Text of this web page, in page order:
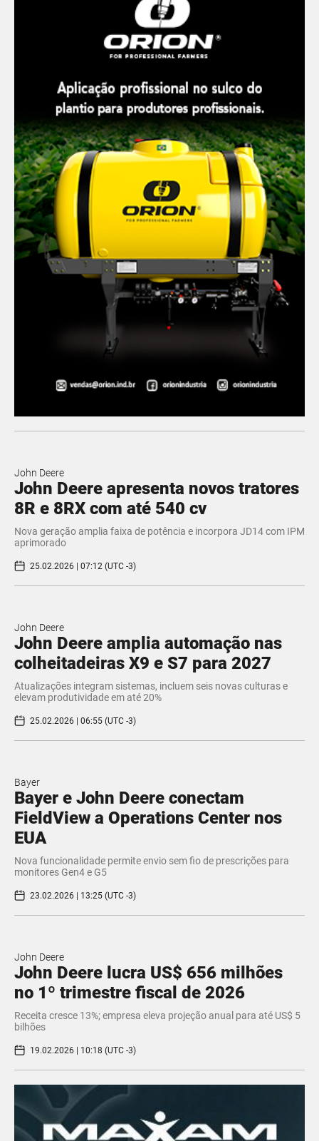
John Deere
John Deere apresenta novos tratores
8R e 8RX com até 540 cv
Nova geração amplia faixa de potência e incorpora JD14 com IPM
aprimorado
25.02.2026 | 07:12 (UTC -3)
John Deere
John Deere amplia automação nas
colheitadeiras X9 e S7 para 2027
Atualizações integram sistemas, incluem seis novas culturas e
elevam produtividade em até 20%
25.02.2026 | 06:55 (UTC -3)
Bayer
Bayer e John Deere conectam
FieldView a Operations Center nos
EUA
Nova funcionalidade permite envio sem fio de prescrições para
monitores Gen4 e G5
23.02.2026 | 13:25 (UTC -3)
John Deere
John Deere lucra US$ 656 milhões
no 1º trimestre fiscal de 2026
Receita cresce 13%; empresa eleva projeção anual para até US$ 5
bilhões
19.02.2026 | 10:18 (UTC -3)